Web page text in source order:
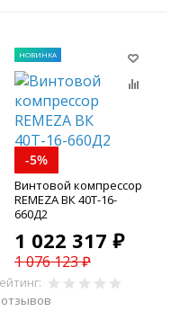
НОВИНКА
-5%
Винтовой компрессор
REMEZA ВК 40Т-16-
660Д2
1 022 317 ₽
1 076 123 ₽
отзывов